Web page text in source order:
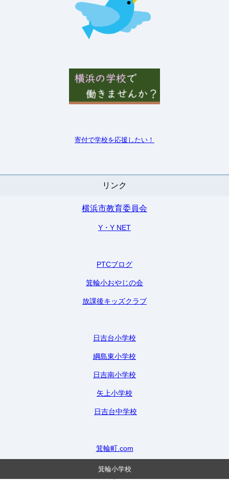
寄付で学校を応援したい！
リンク
横浜市教育委員会
Y・Y NET
PTCブログ
箕輪小おやじの会
放課後キッズクラブ
日吉台小学校
綱島東小学校
日吉南小学校
矢上小学校
日吉台中学校
箕輪町.com
箕輪小学校